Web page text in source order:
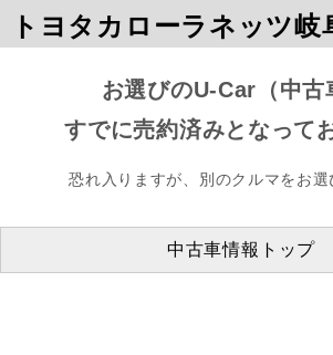
トヨタカローラネッツ岐
お選びのU-Car（中古
すでに売約済みとなって
恐れ入りますが、別のクルマをお選
中古車情報トップ